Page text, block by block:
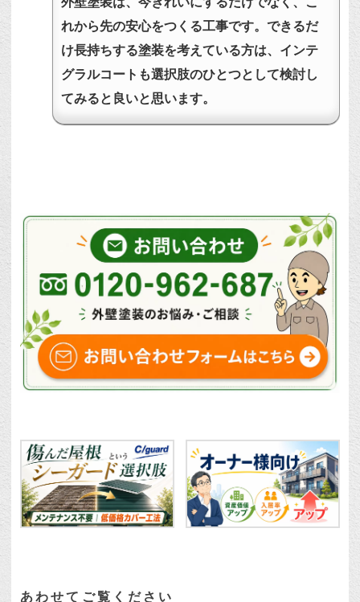
れから先の安心をつくる工事です。できるだ
け長持ちする塗装を考えている方は、インテ
グラルコートも選択肢のひとつとして検討し
てみると良いと思います。
あわせてご覧ください